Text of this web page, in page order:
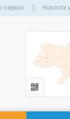
сервис Новости